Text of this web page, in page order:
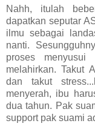
Nahh, itulah
dapatkan seputar
ilmu sebagai
nanti.
proses menyusui
melahirkan. Takut
dan takut
menyerah, ibu
dua tahun. Pak
support pak suami